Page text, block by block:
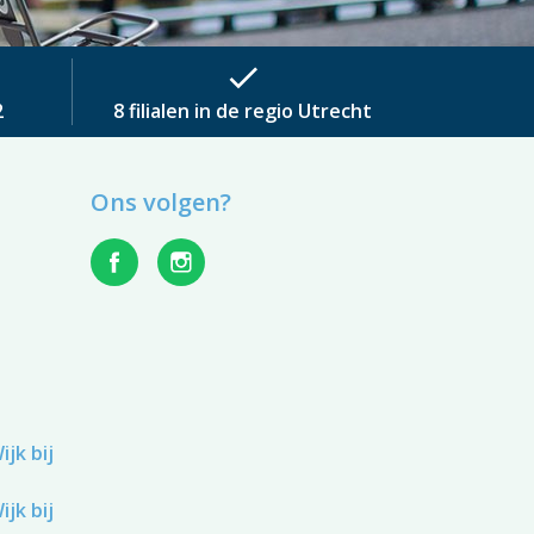
check
8 filialen in de regio Utrecht
bij
bij
Ons volgen?